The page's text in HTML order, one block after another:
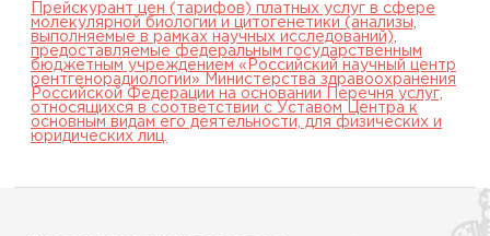
Прейскурант цен (тарифов) платных услуг в сфере
молекулярной биологии и цитогенетики (анализы,
выполняемые в рамках научных исследований),
предоставляемые федеральным государственным
бюджетным учреждением «Российский научный центр
рентгенорадиологии» Министерства здравоохранения
Российской Федерации на основании Перечня услуг,
относящихся в соответствии с Уставом Центра к
основным видам его деятельности, для физических и
юридических лиц.